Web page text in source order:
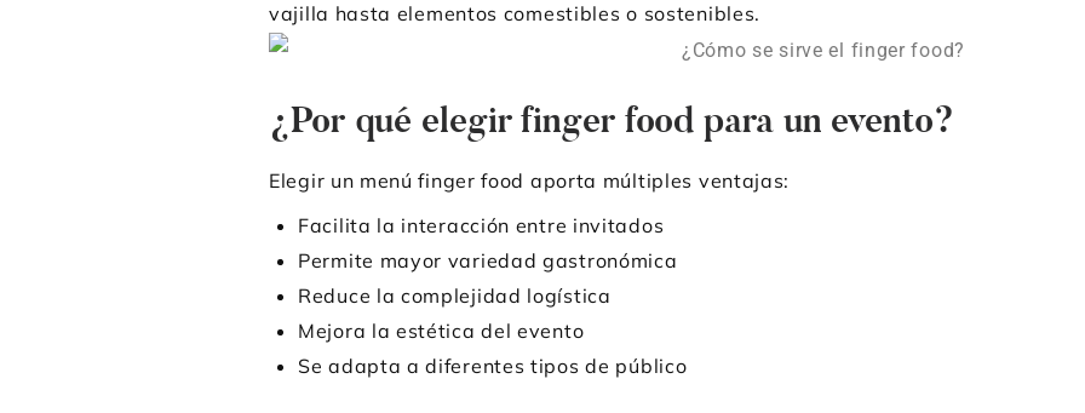
vajilla hasta elementos comestibles o sostenibles.
¿Por qué elegir finger food para un evento?
Elegir un menú finger food aporta múltiples ventajas:
Facilita la interacción entre invitados
Permite mayor variedad gastronómica
Reduce la complejidad logística
Mejora la estética del evento
Se adapta a diferentes tipos de público